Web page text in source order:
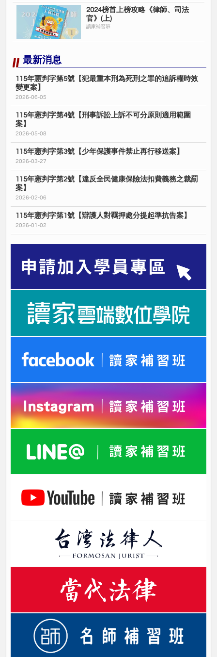
2024榜首上榜攻略《律師、司法
官》(上)
讀家補習班
最新消息
115年憲判字第5號【犯最重本刑為死刑之罪的追訴權時效
變更案】
2026-06-05
115年憲判字第4號【刑事訴訟上訴不可分原則適用範圍
案】
2026-05-08
115年憲判字第3號【少年保護事件禁止再行移送案】
2026-03-27
115年憲判字第2號【違反全民健康保險法扣費義務之裁罰
案】
2026-02-06
115年憲判字第1號【辯護人對羈押處分提起準抗告案】
2026-01-02